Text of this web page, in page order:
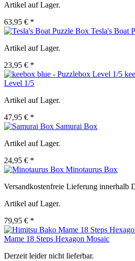
Artikel auf Lager.
63,95 € *
Tesla's Boat
Artikel auf Lager.
23,95 € *
Level 1/5
Artikel auf Lager.
47,95 € *
Samurai Box
Artikel auf Lager.
24,95 € *
Minotaurus Box
Versandkostenfreie Lieferung innerhalb
Artikel auf Lager.
79,95 € *
Mame 18 Steps Hexagon Mosaic
Derzeit leider nicht lieferbar.